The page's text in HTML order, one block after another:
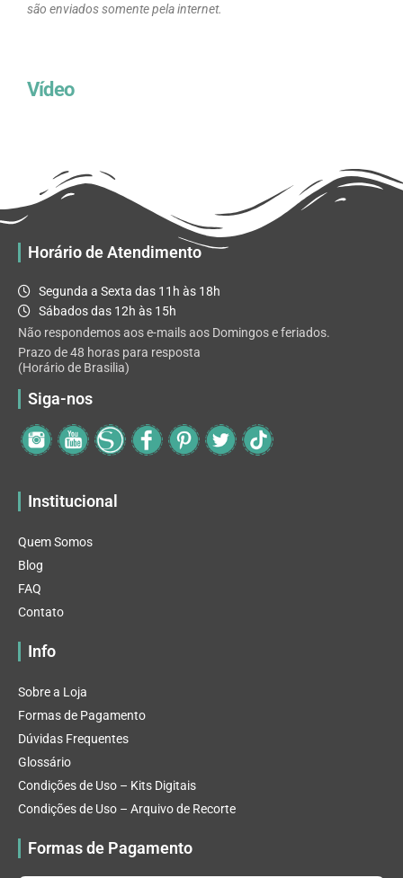
são enviados somente pela internet.
Vídeo
Horário de Atendimento
Segunda a Sexta das 11h às 18h
Sábados das 12h às 15h
Não respondemos aos e-mails aos Domingos e feriados.
Prazo de 48 horas para resposta
(Horário de Brasilia)
Siga-nos
Institucional
Quem Somos
Blog
FAQ
Contato
Info
Sobre a Loja
Formas de Pagamento
Dúvidas Frequentes
Glossário
Condições de Uso – Kits Digitais
Condições de Uso – Arquivo de Recorte
Formas de Pagamento